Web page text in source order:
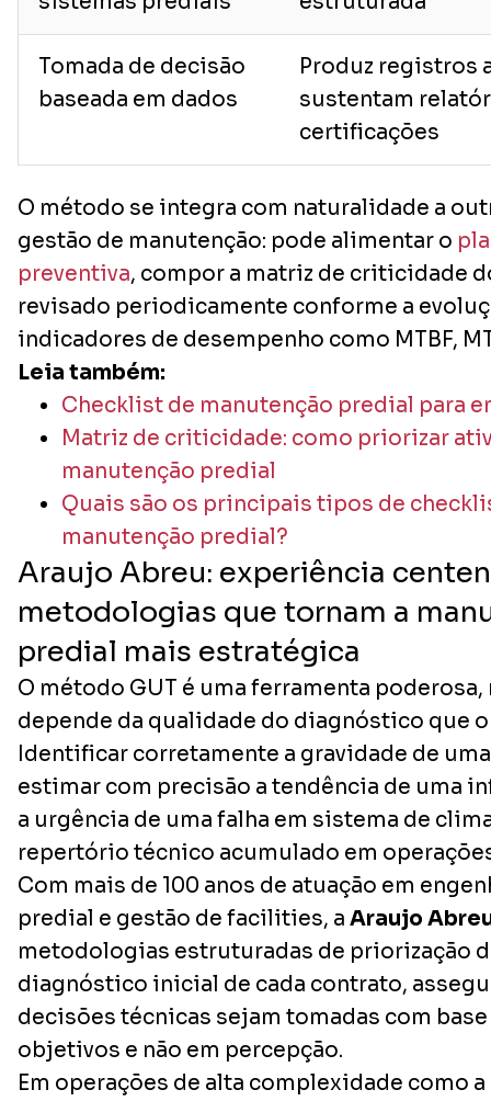
Tomada de decisão
baseada em dados
Produz registros
sustentam
certificações
O método se integra com naturalidade a
gestão de manutenção: pode alimentar o
preventiva, compor a matriz de criticidade
revisado periodicamente conforme a
indicadores de desempenho como MTBF,
Leia também:
Checklist de manutenção predial para
Matriz de criticidade: como priorizar
manutenção predial
Quais são os principais tipos de
manutenção predial?
Araujo Abreu: experiência
metodologias que tornam a
predial mais estratégica
O método GUT é uma ferramenta
depende da qualidade do diagnóstico que
Identificar corretamente a gravidade de
estimar com precisão a tendência de uma
a urgência de uma falha em sistema de
repertório técnico acumulado em
Com mais de 100 anos de atuação em
predial e gestão de facilities, a Araujo
metodologias estruturadas de priorização
diagnóstico inicial de cada contrato,
decisões técnicas sejam tomadas com
objetivos e não em percepção.
Em operações de alta complexidade como